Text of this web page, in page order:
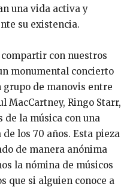
una vida activa y
su existencia.
con nuestros
monumental concierto
grupo de manovis entre
MacCartney, Ringo Starr,
la música con una
los 70 años. Esta pieza
de manera anónima
la nómina de músicos
que si alguien conoce a